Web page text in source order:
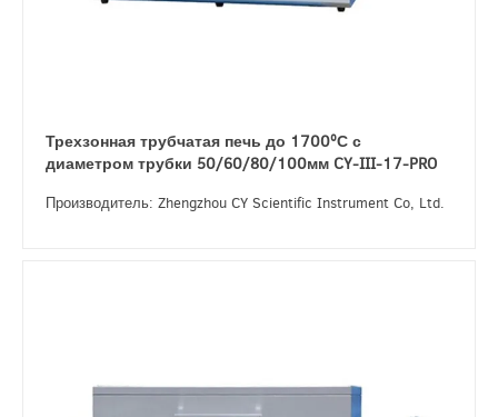
Трехзонная трубчатая печь до 1700ºС с
диаметром трубки 50/60/80/100мм CY-III-17-PRO
Производитель: Zhengzhou CY Scientific Instrument Co, Ltd.